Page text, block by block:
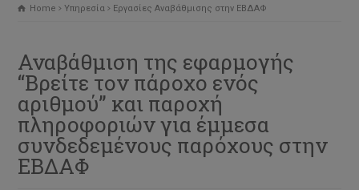
Home Υπηρεσία Εργασίες Αναβάθμισης στην ΕΒΔΑΦ
Αναβάθμιση της εφαρμογής
“Βρείτε τον πάροχο ενός
αριθμού” και παροχή
πληροφοριών για έμμεσα
συνδεδεμένους παρόχους στην
ΕΒΔΑΦ